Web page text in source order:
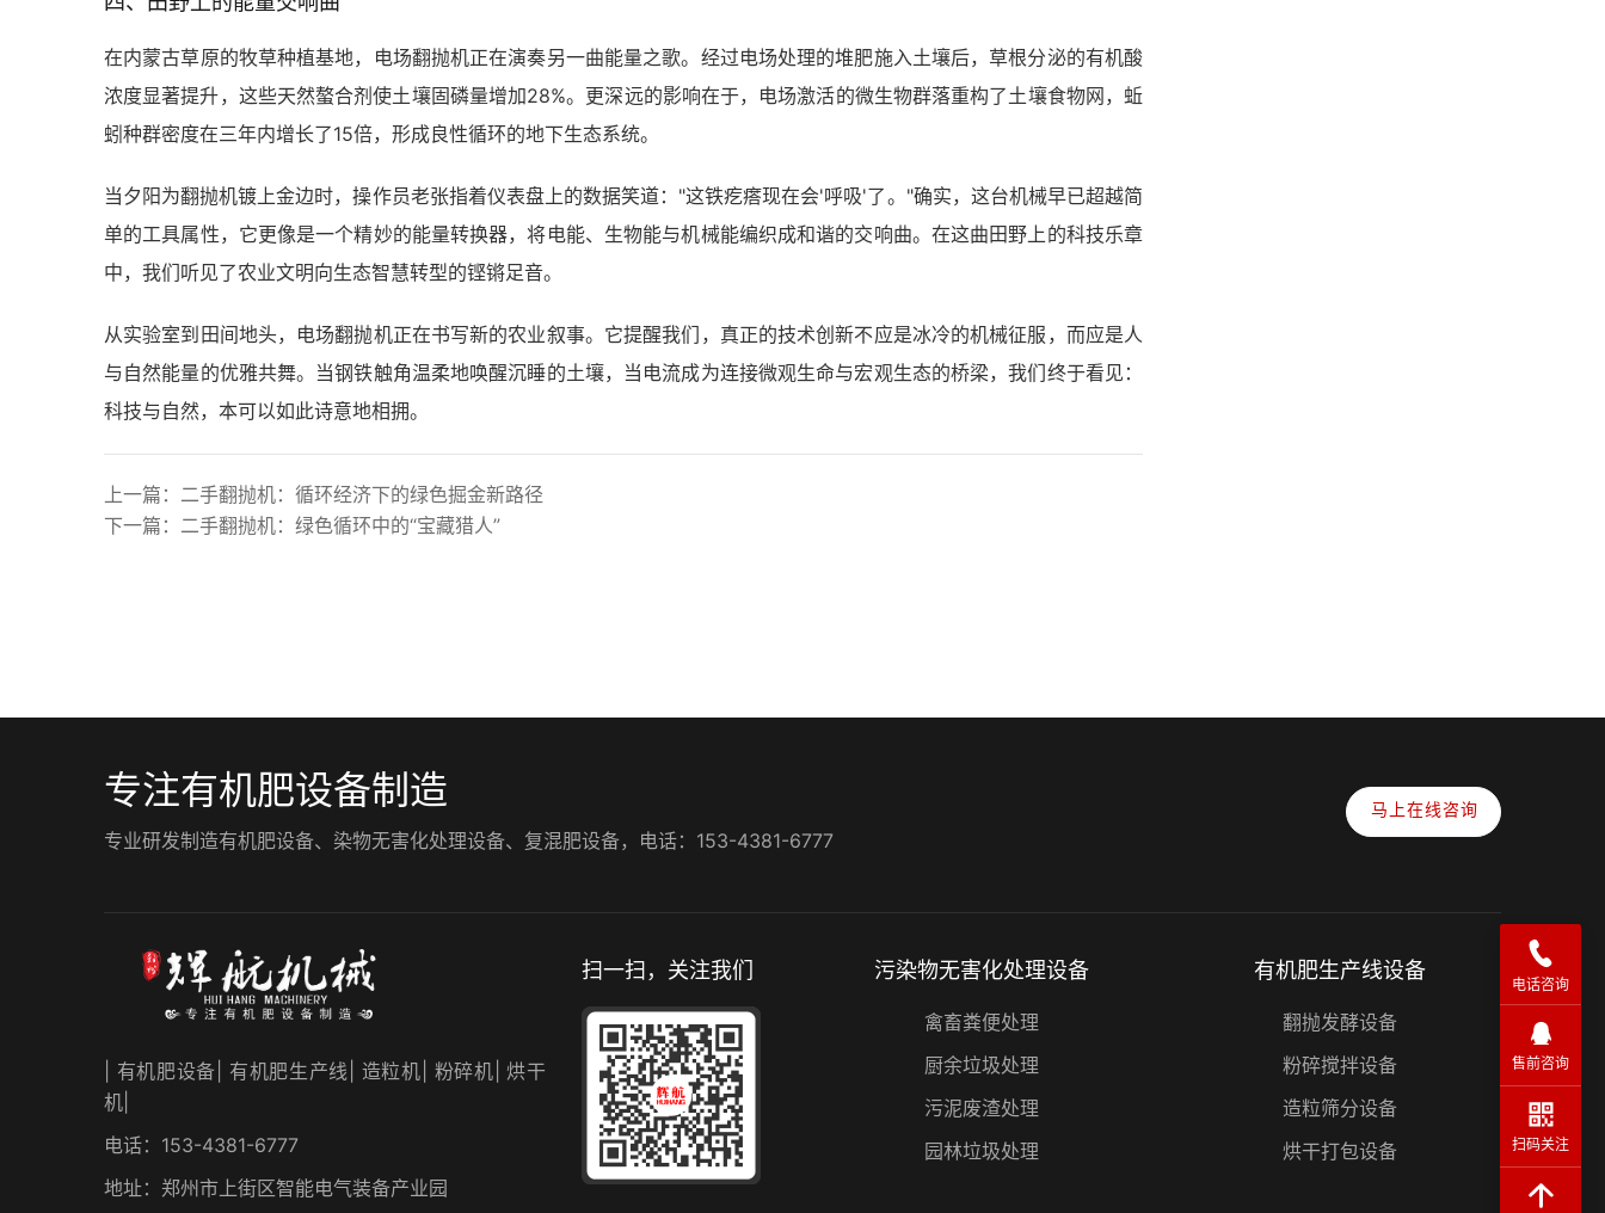
电话咨询
售前咨询
扫码关注
在内蒙古草原的牧草种植基地，电场翻抛机正在演奏另一曲能量之歌。经过电场处理的堆肥施入土壤后，草根分泌的有机酸
浓度显著提升，这些天然螯合剂使土壤固磷量增加28%。更深远的影响在于，电场激活的微生物群落重构了土壤食物网，蚯
蚓种群密度在三年内增长了15倍，形成良性循环的地下生态系统。
当夕阳为翻抛机镀上金边时，操作员老张指着仪表盘上的数据笑道："这铁疙瘩现在会'呼吸'了。"确实，这台机械早已超越简
单的工具属性，它更像是一个精妙的能量转换器，将电能、生物能与机械能编织成和谐的交响曲。在这曲田野上的科技乐章
中，我们听见了农业文明向生态智慧转型的铿锵足音。
从实验室到田间地头，电场翻抛机正在书写新的农业叙事。它提醒我们，真正的技术创新不应是冰冷的机械征服，而应是人
与自然能量的优雅共舞。当钢铁触角温柔地唤醒沉睡的土壤，当电流成为连接微观生命与宏观生态的桥梁，我们终于看见：
科技与自然，本可以如此诗意地相拥。
上一篇： 二手翻抛机：循环经济下的绿色掘金新路径
下一篇： 二手翻抛机：绿色循环中的“宝藏猎人”
专注有机肥设备制造
专业研发制造有机肥设备、染物无害化处理设备、复混肥设备，电话：153-4381-6777
马上在线咨询
| 有机肥设备| 有机肥生产线| 造粒机| 粉碎机| 烘干
机|
电话：153-4381-6777
地址：郑州市上街区智能电气装备产业园
扫一扫，关注我们 污染物无害化处理设备
禽畜粪便处理
厨余垃圾处理
污泥废渣处理
园林垃圾处理
有机肥生产线设备
翻抛发酵设备
粉碎搅拌设备
造粒筛分设备
烘干打包设备